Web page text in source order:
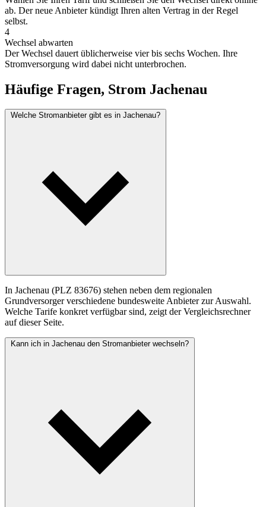
ab. Der neue Anbieter kündigt Ihren alten Vertrag in der Regel
selbst.
4
Wechsel abwarten
Der Wechsel dauert üblicherweise vier bis sechs Wochen. Ihre
Stromversorgung wird dabei nicht unterbrochen.
Häufige Fragen, Strom Jachenau
Welche Stromanbieter gibt es in Jachenau?
In Jachenau (PLZ 83676) stehen neben dem regionalen
Grundversorger verschiedene bundesweite Anbieter zur Auswahl.
Welche Tarife konkret verfügbar sind, zeigt der Vergleichsrechner
auf dieser Seite.
Kann ich in Jachenau den Stromanbieter wechseln?